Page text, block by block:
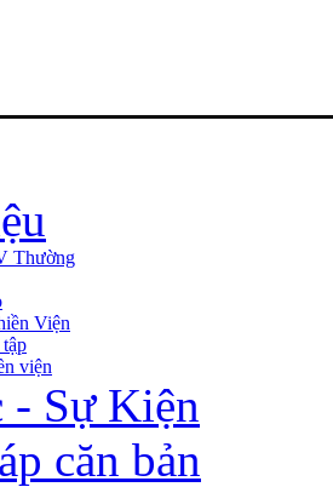
Thường
Viện
viện
- Sự Kiện
căn bản